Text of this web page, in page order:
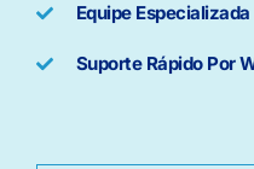
Equipe
Suporte Rápido Por